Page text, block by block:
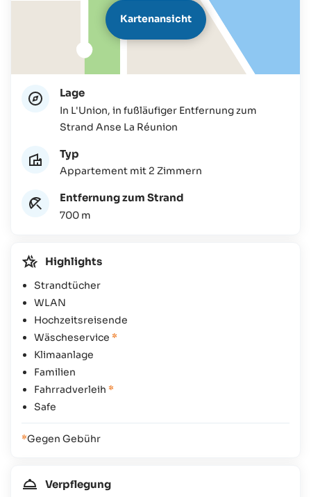
Kartenansicht
Lage
In L'Union, in fußläufiger Entfernung zum
Strand Anse La Réunion
Typ
Appartement mit 2 Zimmern
Entfernung zum Strand
700 m
Highlights
Strandtücher
WLAN
Hochzeitsreisende
Wäscheservice *
Klimaanlage
Familien
Fahrradverleih *
Safe
*Gegen Gebühr
Verpflegung